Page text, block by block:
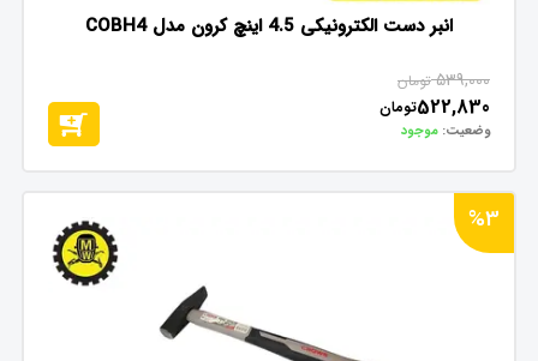
انبر دست الکترونیکی 4.5 اینچ کرون مدل COBH4
539,000 تومان
522,830تومان
وضعیت: موجود
%3